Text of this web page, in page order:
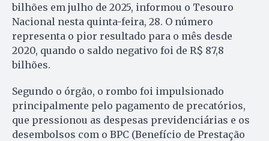
bilhões em julho de 2025, informou o Tesouro
Nacional nesta quinta-feira, 28. O número
representa o pior resultado para o mês desde
2020, quando o saldo negativo foi de R$ 87,8
bilhões.
Segundo o órgão, o rombo foi impulsionado
principalmente pelo pagamento de precatórios,
que pressionou as despesas previdenciárias e os
desembolsos com o BPC (Benefício de Prestação